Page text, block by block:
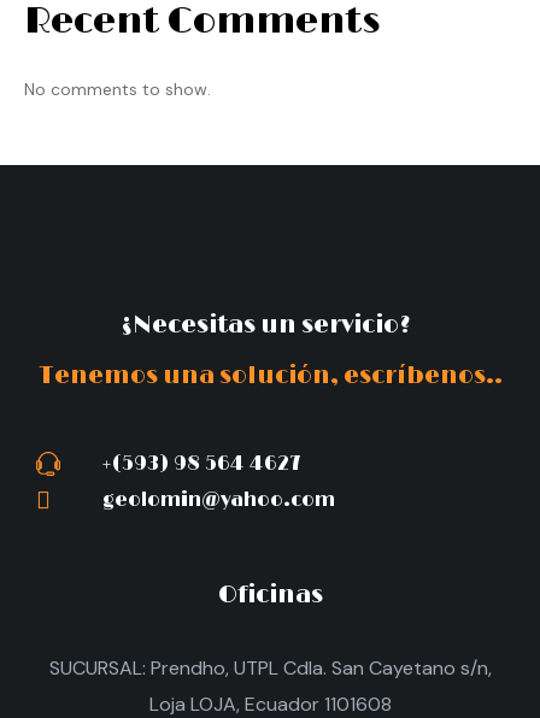
Recent Comments
No comments to show.
¿Necesitas un servicio?
Tenemos una solución, escríbenos..
+(593) 98 564 4627
geolomin@yahoo.com
Oficinas
SUCURSAL: Prendho, UTPL Cdla. San Cayetano s/n,
Loja LOJA, Ecuador 1101608